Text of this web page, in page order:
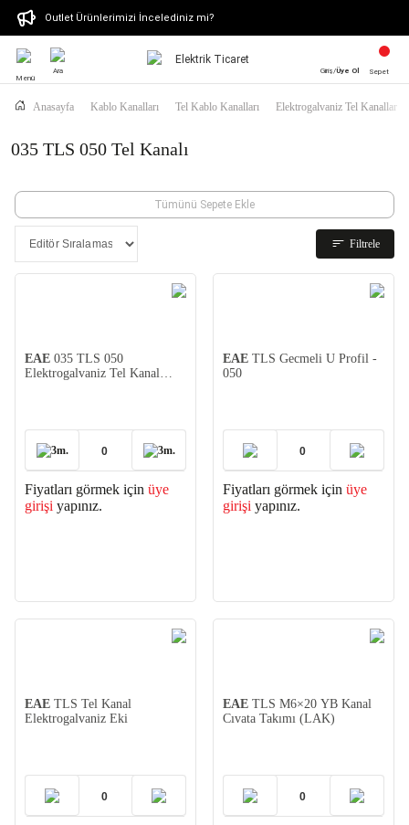
Outlet Ürünlerimizi İncelediniz mi?
Menü
Ara Giriş/Üye Ol Sepet
Anasayfa Kablo Kanalları Tel Kablo Kanalları Elektrogalvaniz Tel Kanallar
035 TLS 050 Tel Kanalı
Tümünü Sepete Ekle
Filtrele
EAE 035 TLS 050
Elektrogalvaniz Tel Kanal
3m.
3m.
Fiyatları görmek için üye
girişi yapınız.
EAE TLS Gecmeli U Profil -
050
Fiyatları görmek için üye
girişi yapınız.
EAE TLS Tel Kanal
Elektrogalvaniz Eki
EAE TLS M6×20 YB Kanal
Cıvata Takımı (LAK)